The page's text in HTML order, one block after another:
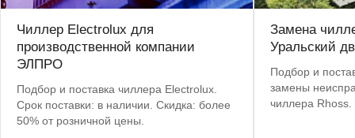
Чиллер Electrolux для
производственной компании
ЭЛПРО
Подбор и поставка чиллера Electrolux.
Срок поставки: в наличии. Скидка: более
50% от розничной цены.
Замена
Уральский
Подбор и
замены
чиллера